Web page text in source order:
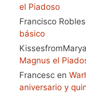
el Piadoso
Francisco Robles
básico
KissesfromMarya
Magnus el
Francesc en
aniversario y